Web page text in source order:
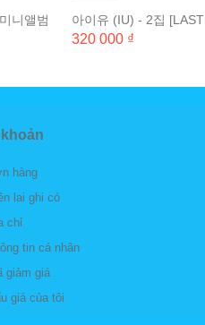
니앨범
아이유 (IU) - 2집 [LAST
FANTASY] (일반반)
320 000 ₫
hàng
lai ghi có
chỉ
tin cá nhân
giảm giá
giá của tôi